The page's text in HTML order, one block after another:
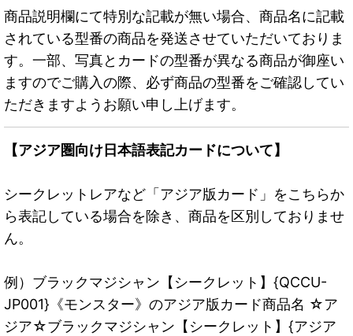
商品説明欄にて特別な記載が無い場合、商品名に記載
されている型番の商品を発送させていただいておりま
す。一部、写真とカードの型番が異なる商品が御座い
ますのでご購入の際、必ず商品の型番をご確認してい
ただきますようお願い申し上げます。
【アジア圏向け日本語表記カードについて】
シークレットレアなど「アジア版カード」をこちらか
ら表記している場合を除き、商品を区別しておりませ
ん。
例）ブラックマジシャン【シークレット】{QCCU-
JP001}《モンスター》のアジア版カード商品名 ☆ア
ジア☆ブラックマジシャン【シークレット】{アジア